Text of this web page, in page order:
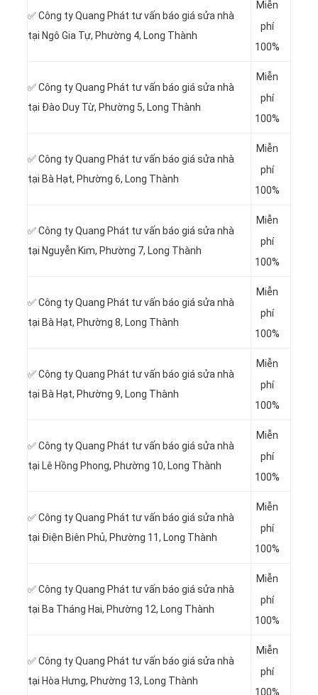
✅ Công ty Quang Phát tư vấn báo giá sửa nhà
tại Ngô Gia Tự, Phường 4, Long Thành
Miễn
phí
100%
✅ Công ty Quang Phát tư vấn báo giá sửa nhà
tại Đào Duy Từ, Phường 5, Long Thành
Miễn
phí
100%
✅ Công ty Quang Phát tư vấn báo giá sửa nhà
tại Bà Hạt, Phường 6, Long Thành
Miễn
phí
100%
✅ Công ty Quang Phát tư vấn báo giá sửa nhà
tại Nguyễn Kim, Phường 7, Long Thành
Miễn
phí
100%
✅ Công ty Quang Phát tư vấn báo giá sửa nhà
tại Bà Hạt, Phường 8, Long Thành
Miễn
phí
100%
✅ Công ty Quang Phát tư vấn báo giá sửa nhà
tại Bà Hạt, Phường 9, Long Thành
Miễn
phí
100%
✅ Công ty Quang Phát tư vấn báo giá sửa nhà
tại Lê Hồng Phong, Phường 10, Long Thành
Miễn
phí
100%
✅ Công ty Quang Phát tư vấn báo giá sửa nhà
tại Điện Biên Phủ, Phường 11, Long Thành
Miễn
phí
100%
✅ Công ty Quang Phát tư vấn báo giá sửa nhà
tại Ba Tháng Hai, Phường 12, Long Thành
Miễn
phí
100%
✅ Công ty Quang Phát tư vấn báo giá sửa nhà
tại Hòa Hưng, Phường 13, Long Thành
Miễn
phí
100%